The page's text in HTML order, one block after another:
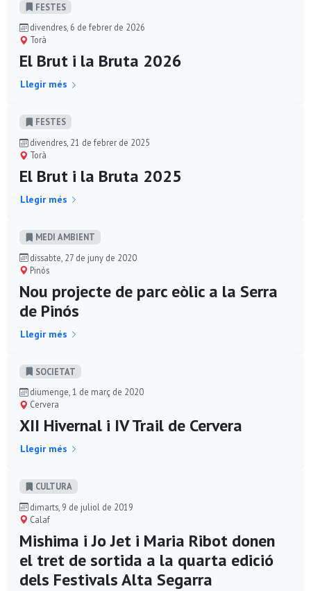
FESTES
divendres, 6 de febrer de 2026
Torà
El Brut i la Bruta 2026
Llegir més
FESTES
divendres, 21 de febrer de 2025
Torà
El Brut i la Bruta 2025
Llegir més
MEDI AMBIENT
dissabte, 27 de juny de 2020
Pinós
Nou projecte de parc eòlic a la Serra
de Pinós
Llegir més
SOCIETAT
diumenge, 1 de març de 2020
Cervera
XII Hivernal i IV Trail de Cervera
Llegir més
CULTURA
dimarts, 9 de juliol de 2019
Calaf
Mishima i Jo Jet i Maria Ribot donen
el tret de sortida a la quarta edició
dels Festivals Alta Segarra